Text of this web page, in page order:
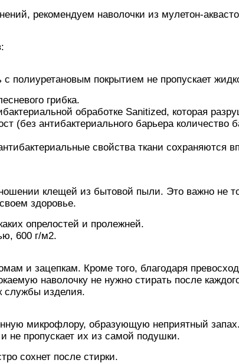
рекомендуем наволочки из мулетон-
полиуретановым покрытием не пропускает
грибка.
обработке Sanitized, которая
(без антибактериального барьера количество
свойства ткани сохраняются
клещей из бытовой пыли. Это важно не
здоровье.
опрелостей и пролежней.
600 г/м2.
и зацепкам. Кроме того, благодаря
наволочку не нужно стирать после
службы изделия.
микрофлору, образующую неприятный запах.
не пропускает их из самой подушки.
сохнет после стирки.